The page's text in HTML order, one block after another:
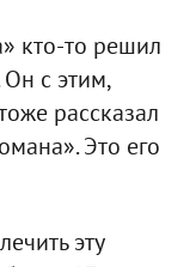
кто-то решил
с этим,
рассказал
Это его
эту